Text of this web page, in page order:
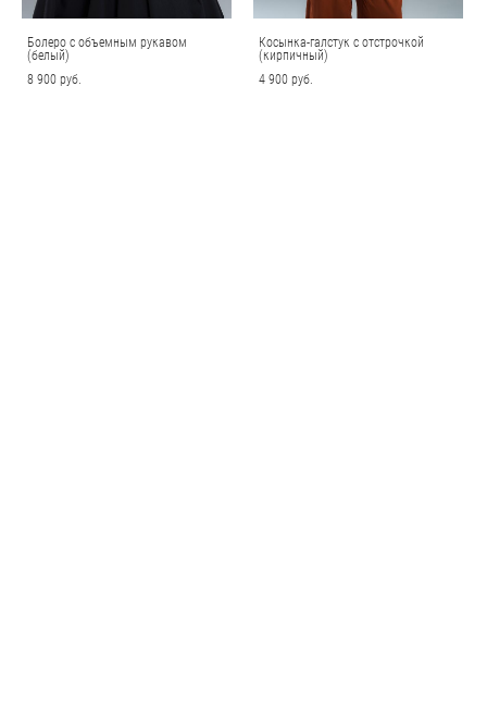
Болеро с объемным рукавом
(белый)
8 900 pуб.
Косынка-галстук с отстрочкой
(кирпичный)
4 900 pуб.